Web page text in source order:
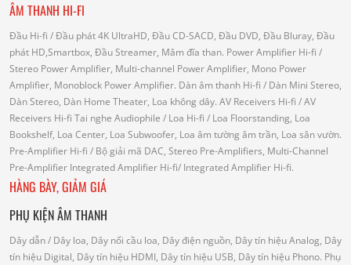
ÂM THANH HI-FI
Đầu Hi-fi / Đầu phát 4K UltraHD, Đầu CD-SACD, Đầu DVD, Đầu Bluray, Đầu
phát HD,Smartbox, Đầu Streamer, Mâm đĩa than. Power Amplifier Hi-fi /
Stereo Power Amplifier, Multi-channel Power Amplifier, Mono Power
Amplifier, Monoblock Power Amplifier. Dàn âm thanh Hi-fi / Dàn Mini Stereo,
Dàn Stereo, Dàn Home Theater, Loa không dây. AV Receivers Hi-fi / AV
Receivers Hi-fi Tai nghe Audiophile / Loa Hi-fi / Loa Floorstanding, Loa
Bookshelf, Loa Center, Loa Subwoofer, Loa âm tường âm trần, Loa sân vườn.
Pre-Amplifier Hi-fi / Bộ giải mã DAC, Stereo Pre-Amplifiers, Multi-Channel
Pre-Amplifier Integrated Amplifier Hi-fi/ Integrated Amplifier Hi-fi.
HÀNG BÀY, GIẢM GIÁ
PHỤ KIỆN ÂM THANH
Dây dẫn/ Dây loa, Dây nối cầu loa, Dây điện nguồn, Dây tín hiệu Analog, Dây
tín hiệu Digital, Dây tín hiệu HDMI, Dây tín hiệu USB, Dây tín hiệu Phono. Phụ